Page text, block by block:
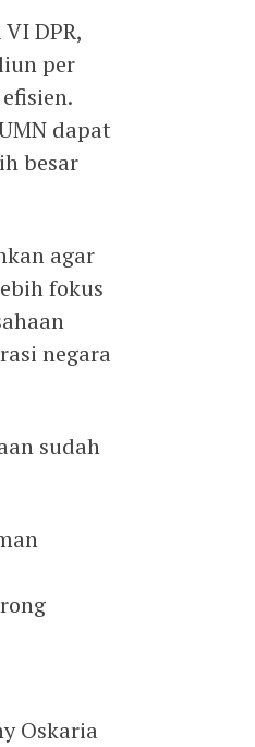
DPR,
per
dapat
besar
agar
fokus
negara
sudah
Oskaria